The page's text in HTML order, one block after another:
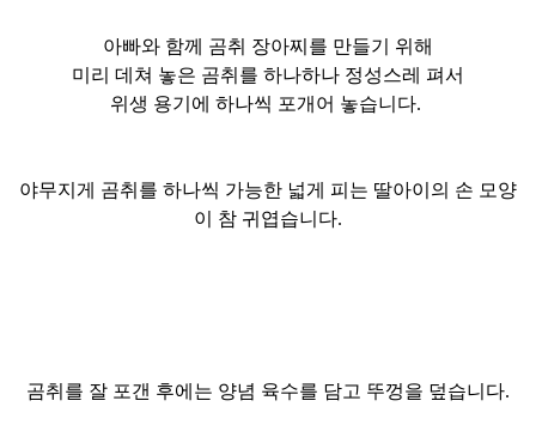
아빠와 함께 곰취 장아찌를 만들기 위해
미리 데쳐 놓은 곰취를 하나하나 정성스레 펴서
위생 용기에 하나씩 포개어 놓습니다.
야무지게 곰취를 하나씩 가능한 넓게 피는 딸아이의 손 모양
이 참 귀엽습니다.
곰취를 잘 포갠 후에는 양념 육수를 담고 뚜껑을 덮습니다.